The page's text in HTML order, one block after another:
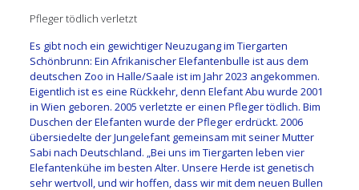
Pfleger tödlich verletzt
Es gibt noch ein gewichtiger Neuzugang im Tiergarten
Schönbrunn: Ein Afrikanischer Elefantenbulle ist aus dem
deutschen Zoo in Halle/Saale ist im Jahr 2023 angekommen.
Eigentlich ist es eine Rückkehr, denn Elefant Abu wurde 2001
in Wien geboren. 2005 verletzte er einen Pfleger tödlich. Bim
Duschen der Elefanten wurde der Pfleger erdrückt. 2006
übersiedelte der Jungelefant gemeinsam mit seiner Mutter
Sabi nach Deutschland. „Bei uns im Tiergarten leben vier
Elefantenkühe im besten Alter. Unsere Herde ist genetisch
sehr wertvoll, und wir hoffen, dass wir mit dem neuen Bullen